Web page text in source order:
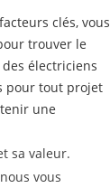
clés, vous
trouver le
électriciens
pour tout projet
une
sa valeur.
vous